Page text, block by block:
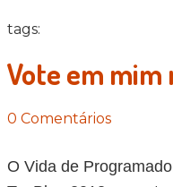
tags:
Vote em mim
0 Comentários
O Vida de